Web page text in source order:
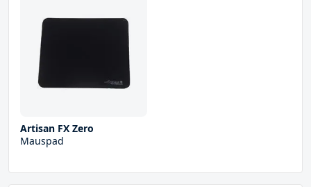
Artisan FX Zero
Mauspad